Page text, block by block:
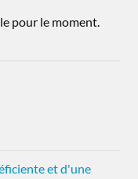
pour le moment.
et d'une